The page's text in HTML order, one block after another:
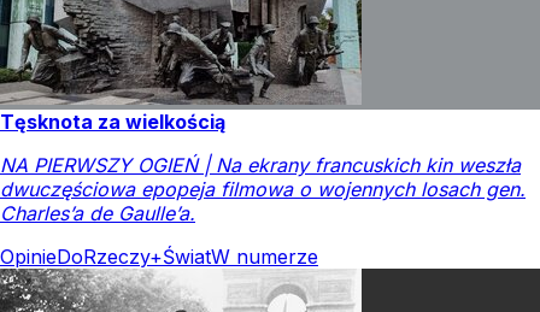
Tęsknota za wielkością
NA PIERWSZY OGIEŃ | Na ekrany francuskich kin weszła
dwuczęściowa epopeja filmowa o wojennych losach gen.
Charles’a de Gaulle’a.
OpinieDoRzeczy+ŚwiatW numerze